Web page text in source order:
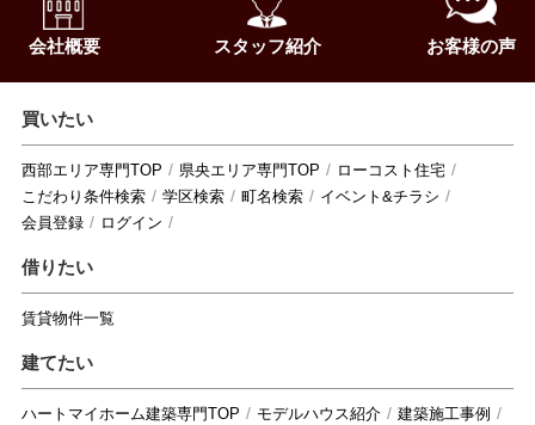
会社概要 スタッフ紹介 お客様の声
買いたい
西部エリア専門TOP 県央エリア専門TOP
ローコスト住宅
こだわり条件検索
学区検索 町名検索
イベント&チラシ
会員登録
ログイン
借りたい
賃貸物件一覧
建てたい
ハートマイホーム建築専門TOP モデルハウス紹介
建築施工事例